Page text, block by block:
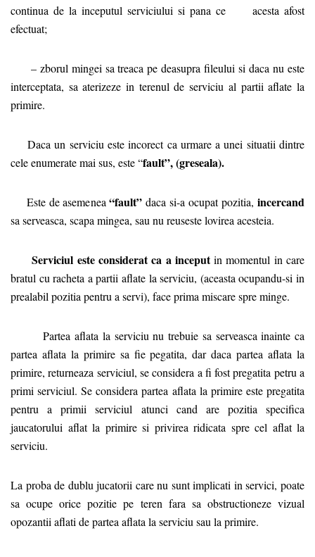
continua de la inceputul serviciului si pana ce acesta afost
efectuat;
– zborul mingei sa treaca pe deasupra fileului si daca nu este
interceptata, sa aterizeze in terenul de serviciu al partii aflate la
primire.
Daca un serviciu este incorect ca urmare a unei situatii dintre
cele enumerate mai sus, este “fault”, (greseala).
Este de asemenea“fault” daca si-a ocupat pozitia, incercand
sa serveasca, scapa mingea, sau nu reuseste lovirea acesteia.
Serviciul este considerat ca a inceputin momentul in care
bratul cu racheta a partii aflate la serviciu, (aceasta ocupandu-si in
prealabil pozitia pentru a servi), face prima miscare spre minge.
Partea aflata la serviciu nu trebuie sa serveasca inainte ca
partea aflata la primire sa fie pegatita, dar daca partea aflata la
primire, returneaza serviciul, se considera a fi fost pregatita petru a
primi serviciul. Se considera partea aflata la primire este pregatita
pentru a primii serviciul atunci cand are pozitia specifica
jaucatorului aflat la primire si privirea ridicata spre cel aflat la
serviciu.
La proba de dublu jucatorii care nu sunt implicati in servici, poate
sa ocupe orice pozitie pe teren fara sa obstructioneze vizual
opozantii aflati de partea aflata la serviciu sau la primire.